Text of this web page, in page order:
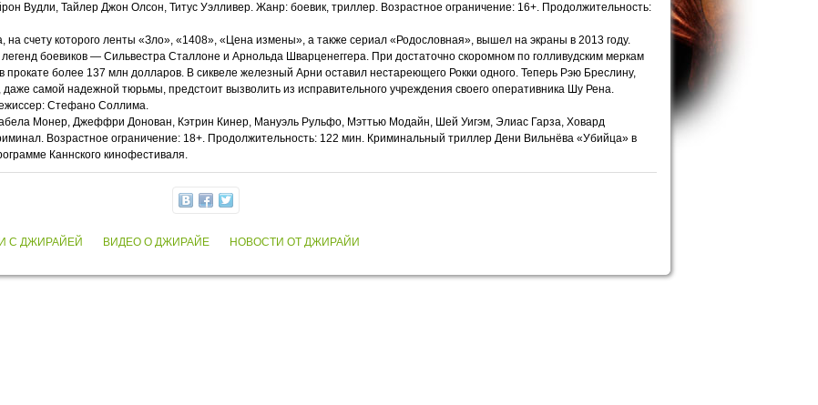
Вудли, Тайлер Джон Олсон, Титус Уэлливер. Жанр: боевик, триллер. Возрастное ограничение: 16+. Продолжительность:
счету которого ленты «Зло», «1408», «Цена измены», а также сериал «Родословная», вышел на экраны в 2013 году.
легенд боевиков — Сильвестра Сталлоне и Арнольда Шварценеггера. При достаточно скоромном по голливудским меркам
более 137 млн долларов. В сиквеле железный Арни оставил нестареющего Рокки одного. Теперь Рэю Бреслину,
самой надежной тюрьмы, предстоит вызволить из исправительного учреждения своего оперативника Шу Рена.
Стефано Соллима.
Монер, Джеффри Донован, Кэтрин Кинер, Мануэль Рульфо, Мэттью Модайн, Шей Уигэм, Элиас Гарза, Ховард
Возрастное ограничение: 18+. Продолжительность: 122 мин. Криминальный триллер Дени Вильнёва «Убийца» в
Каннского кинофестиваля.
С ДЖИРАЙЕЙ ВИДЕО О ДЖИРАЙЕ НОВОСТИ ОТ ДЖИРАЙИ